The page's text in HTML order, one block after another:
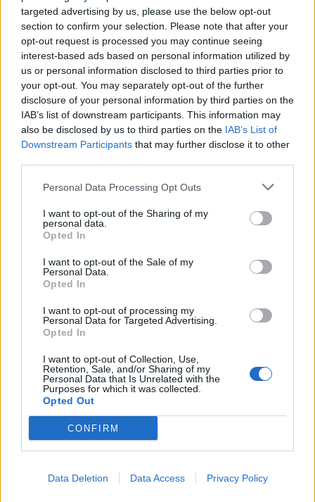
targeted advertising by us, please use the below opt-out
section to confirm your selection. Please note that after your
opt-out request is processed you may continue seeing
interest-based ads based on personal information utilized by
us or personal information disclosed to third parties prior to
your opt-out. You may separately opt-out of the further
disclosure of your personal information by third parties on the
IAB’s list of downstream participants. This information may
also be disclosed by us to third parties on the IAB’s List of
Downstream Participants that may further disclose it to other
Personal Data Processing Opt Outs
I want to opt-out of the Sharing of my
personal data.
Opted In
I want to opt-out of the Sale of my
Personal Data.
Opted In
I want to opt-out of processing my
Personal Data for Targeted Advertising.
Opted In
I want to opt-out of Collection, Use,
Retention, Sale, and/or Sharing of my
Personal Data that Is Unrelated with the
Purposes for which it was collected.
Opted Out
CONFIRM
Data Deletion Data Access Privacy Policy
Kultūra
Klaipėdos festivalis:
keturios meninės patirtys
- viena bendrystės istorija
Kultūra
Iki skausmo atviras
spektaklis „Jaunuolio
kambaryje“ kviečia
išgirsti, pastebėti bei
priimti
NAUJI
Gyvenimas Laisvalaikis